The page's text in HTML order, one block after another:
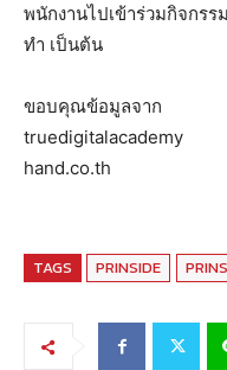
พนักงานไปเข้าร่วมกิจกรร
ทำ เป็นต้น
ขอบคุณข้อมูลจาก
truedigitalacademy
hand.co.th
TAGS PRINSIDE